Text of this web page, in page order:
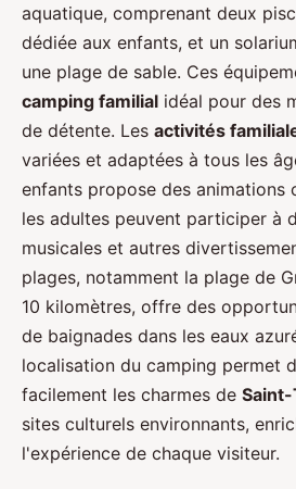
aquatique, comprenant deux
dédiée aux enfants, et un
une plage de sable. Ces
camping familial idéal pour des
de détente. Les activités
variées et adaptées à tous les
enfants propose des animations
les adultes peuvent participer à
musicales et autres
plages, notamment la plage de
10 kilomètres, offre des
de baignades dans les eaux
localisation du camping permet
facilement les charmes de
sites culturels environnants,
l'expérience de chaque visiteur.